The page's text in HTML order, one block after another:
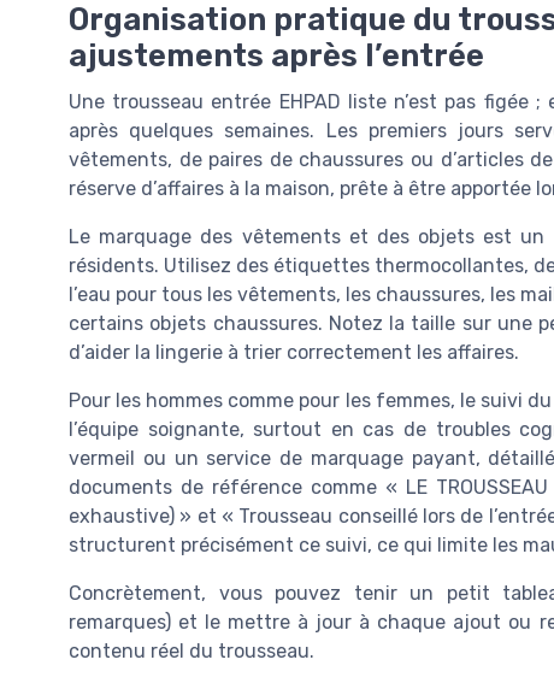
Organisation pratique du
ajustements après l’entrée
Une trousseau entrée EHPAD liste n’est pas figée
après quelques semaines. Les premiers jours
vêtements, de paires de chaussures ou d’articles
réserve d’affaires à la maison, prête à être apportée
Le marquage des vêtements et des objets est
résidents. Utilisez des étiquettes thermocollantes,
l’eau pour tous les vêtements, les chaussures, les
certains objets chaussures. Notez la taille sur une
d’aider la lingerie à trier correctement les affaires.
Pour les hommes comme pour les femmes, le suivi
l’équipe soignante, surtout en cas de troubles
vermeil ou un service de marquage payant,
documents de référence comme « LE TROUSSEAU
exhaustive) » et « Trousseau conseillé lors de
structurent précisément ce suivi, ce qui limite les
Concrètement, vous pouvez tenir un petit
remarques) et le mettre à jour à chaque ajout ou
contenu réel du trousseau.